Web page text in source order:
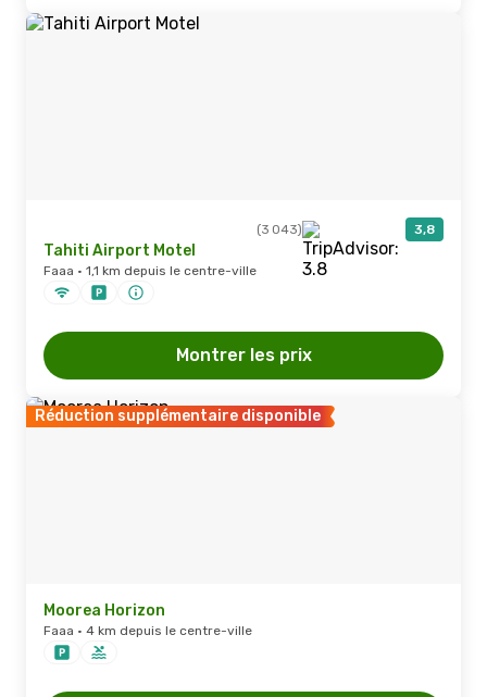
(3 043) 3,8
Tahiti Airport Motel
Faaa · 1,1 km depuis le centre-ville
Montrer les prix
Réduction supplémentaire disponible
Moorea Horizon
Faaa · 4 km depuis le centre-ville